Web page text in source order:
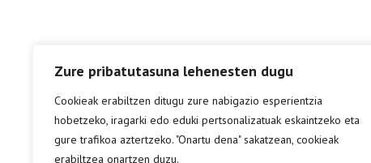
Zure pribatutasuna lehenesten dugu
Cookieak erabiltzen ditugu zure nabigazio esperientzia
hobetzeko, iragarki edo eduki pertsonalizatuak eskaintzeko eta
gure trafikoa aztertzeko. "Onartu dena" sakatzean, cookieak
erabiltzea onartzen duzu.